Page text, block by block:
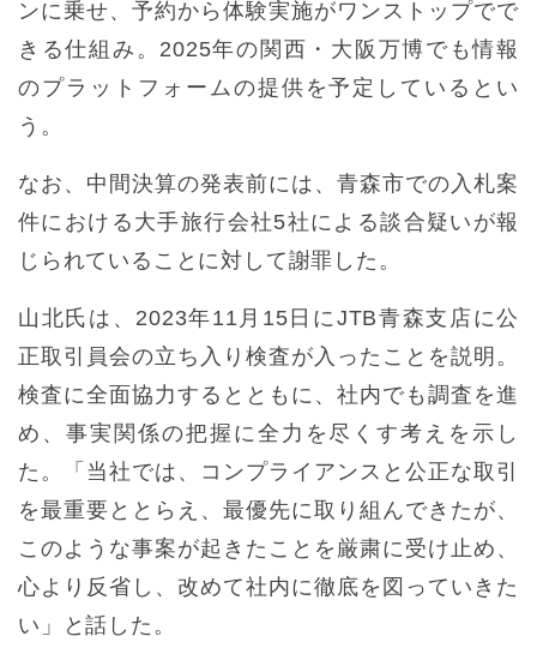
ンに乗せ、予約から体験実施がワンストップでで
きる仕組み。2025年の関西・大阪万博でも情報
のプラットフォームの提供を予定しているとい
う。
なお、中間決算の発表前には、青森市での入札案
件における大手旅行会社5社による談合疑いが報
じられていることに対して謝罪した。
山北氏は、2023年11月15日にJTB青森支店に公
正取引員会の立ち入り検査が入ったことを説明。
検査に全面協力するとともに、社内でも調査を進
め、事実関係の把握に全力を尽くす考えを示し
た。「当社では、コンプライアンスと公正な取引
を最重要ととらえ、最優先に取り組んできたが、
このような事案が起きたことを厳粛に受け止め、
心より反省し、改めて社内に徹底を図っていきた
い」と話した。